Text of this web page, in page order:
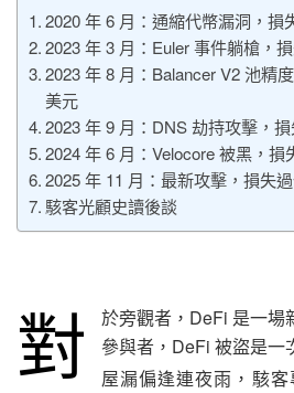
2020 年 6 月：通縮代幣漏洞，損
2023 年 3 月：Euler 事件躺槍，
2023 年 8 月：Balancer V2 池精
美元
2023 年 9 月：DNS 劫持攻擊，
2024 年 6 月：Velocore 被黑，損
2025 年 11 月：最新攻擊，損失
駭客光顧史讀後談
對
於旁觀者，DeFi 是一場
參與者，DeFi 被盜是一
屋漏偏逢連夜雨，駭客